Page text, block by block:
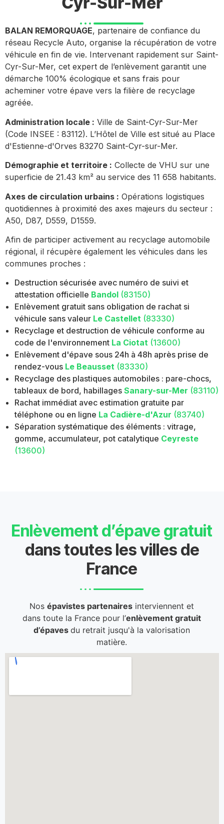
BALAN REMORQUAGE, partenaire de confiance du
réseau Recycle Auto, organise la récupération de votre
véhicule en fin de vie. Intervenant rapidement sur Saint-
Cyr-Sur-Mer, cet expert de l’enlèvement garantit une
démarche 100% écologique et sans frais pour
acheminer votre épave vers la filière de recyclage
agréée.
Administration locale : Ville de Saint-Cyr-Sur-Mer
(Code INSEE : 83112). L’Hôtel de Ville est situé au Place
d'Estienne-d'Orves 83270 Saint-Cyr-sur-Mer.
Démographie et territoire : Collecte de VHU sur une
superficie de 21.43 km² au service des 11 658 habitants.
Axes de circulation urbains : Opérations logistiques
quotidiennes à proximité des axes majeurs du secteur :
A50, D87, D559, D1559.
Afin de participer activement au recyclage automobile
régional, il récupère également les véhicules dans les
communes proches :
Destruction sécurisée avec numéro de suivi et
attestation officielle Bandol (83150)
Enlèvement gratuit sans obligation de rachat si
véhicule sans valeur Le Castellet (83330)
Recyclage et destruction de véhicule conforme au
code de l'environnement La Ciotat (13600)
Enlèvement d'épave sous 24h à 48h après prise de
rendez-vous Le Beausset (83330)
Recyclage des plastiques automobiles : pare-chocs,
tableaux de bord, habillages Sanary-sur-Mer (83110)
Rachat immédiat avec estimation gratuite par
téléphone ou en ligne La Cadière-d'Azur (83740)
Séparation systématique des éléments : vitrage,
gomme, accumulateur, pot catalytique Ceyreste
(13600)
Enlèvement d’épave gratuit
dans toutes les villes de
France
Nosépavistes partenaires interviennent et
dans toute la France pour l’enlèvement gratuit
d’épavesdu retrait jusqu'à la valorisation
matière.